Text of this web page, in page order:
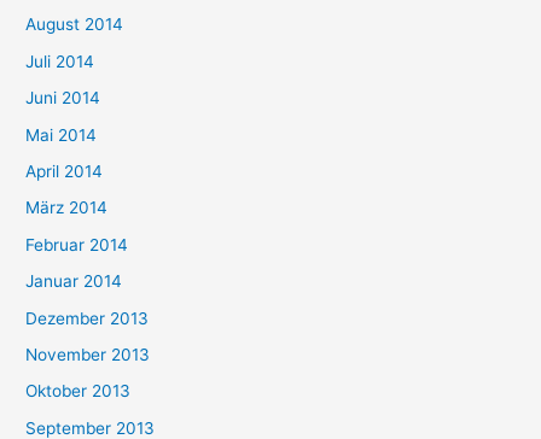
August 2014
Juli 2014
Juni 2014
Mai 2014
April 2014
März 2014
Februar 2014
Januar 2014
Dezember 2013
November 2013
Oktober 2013
September 2013